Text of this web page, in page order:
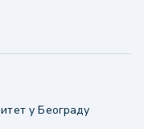
у Београду